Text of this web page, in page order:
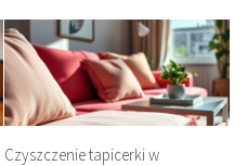
Czyszczenie tapicerki w